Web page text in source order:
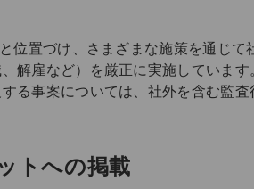
位置づけ、さまざまな施策を通じ
解雇など）を厳正に実施していま
る事案については、社外を含む監
トへの掲載